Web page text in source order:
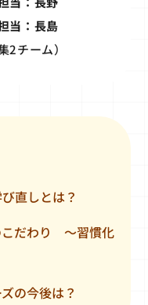
当：長島
チーム）
直しとは？
こだわり ～習慣化
の今後は？